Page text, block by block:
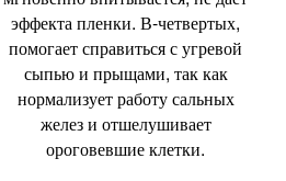
эффекта пленки. В-четвертых,
помогает справиться с угревой
сыпью и прыщами, так как
нормализует работу сальных
желез и отшелушивает
ороговевшие клетки.